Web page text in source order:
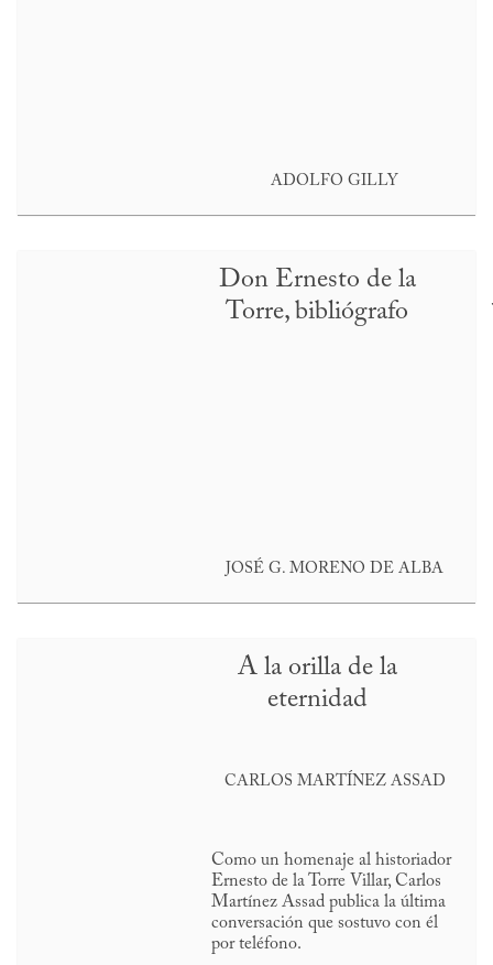
ADOLFO GILLY
Don Ernesto de la
Torre, bibliógrafo
JOSÉ G. MORENO DE ALBA
A la orilla de la
eternidad
CARLOS MARTÍNEZ ASSAD
Como un homenaje al historiador
Ernesto de la Torre Villar, Carlos
Martínez Assad publica la última
conversación que sostuvo con él
por teléfono.